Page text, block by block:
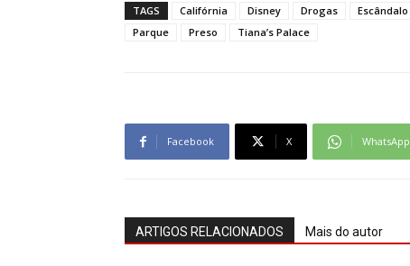
TAGS Califórnia Disney Drogas Escândalo
Parque
Preso Tiana’s Palace
Facebook X WhatsApp
ARTIGOS RELACIONADOS Mais do autor